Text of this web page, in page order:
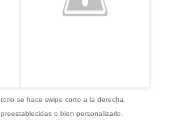
se hace swipe corto a la derecha,
o bien personalizarlo.